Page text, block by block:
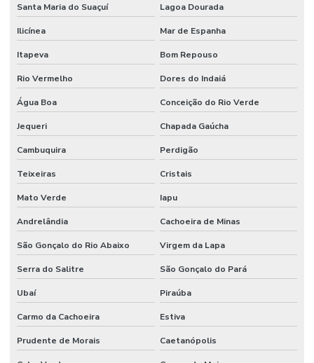
Santa Maria do Suaçuí Lagoa Dourada
Ilicínea Mar de Espanha
Itapeva Bom Repouso
Rio Vermelho Dores do Indaiá
Água Boa Conceição do Rio Verde
Jequeri Chapada Gaúcha
Cambuquira Perdigão
Teixeiras Cristais
Mato Verde Iapu
Andrelândia Cachoeira de Minas
São Gonçalo do Rio Abaixo Virgem da Lapa
Serra do Salitre São Gonçalo do Pará
Ubaí Piraúba
Carmo da Cachoeira Estiva
Prudente de Morais Caetanópolis